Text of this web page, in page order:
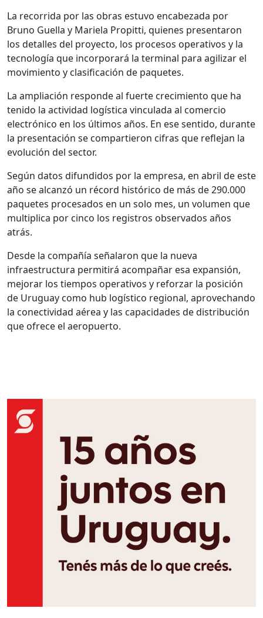
La recorrida por las obras estuvo encabezada por
Bruno Guella y Mariela Propitti, quienes presentaron
los detalles del proyecto, los procesos operativos y la
tecnología que incorporará la terminal para agilizar el
movimiento y clasificación de paquetes.
La ampliación responde al fuerte crecimiento que ha
tenido la actividad logística vinculada al comercio
electrónico en los últimos años. En ese sentido, durante
la presentación se compartieron cifras que reflejan la
evolución del sector.
Según datos difundidos por la empresa, en abril de este
año se alcanzó un récord histórico de más de 290.000
paquetes procesados en un solo mes, un volumen que
multiplica por cinco los registros observados años
atrás.
Desde la compañía señalaron que la nueva
infraestructura permitirá acompañar esa expansión,
mejorar los tiempos operativos y reforzar la posición
de Uruguay como hub logístico regional, aprovechando
la conectividad aérea y las capacidades de distribución
que ofrece el aeropuerto.